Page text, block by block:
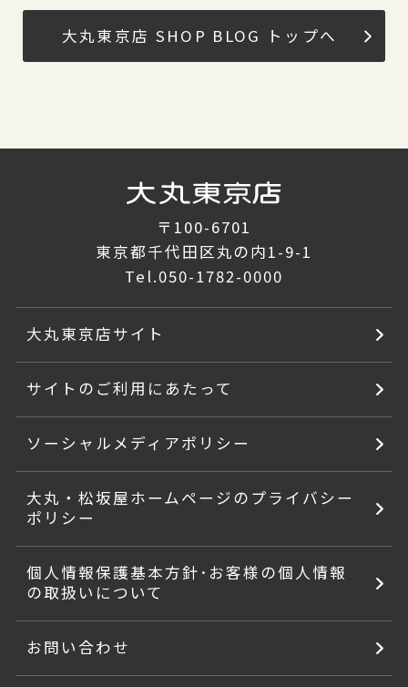
大丸東京店 SHOP BLOG トップへ
〒100-6701
東京都千代田区丸の内1-9-1
Tel.050-1782-0000
大丸東京店サイト
サイトのご利用にあたって
ソーシャルメディアポリシー
大丸・松坂屋ホームページのプライバシー
ポリシー
個人情報保護基本方針･お客様の個人情報
の取扱いについて
お問い合わせ